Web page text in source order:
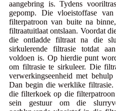
aangebring is. Tydens
gepomp. Die vloeistoffase
filterpatroon van buite na
filtraatuitlaat ontslaan. Voordat
die ontladde filtraat na die
sirkulerende filtrasie totdat
voldoen is. Op hierdie punt
om filtrasie te sirkuleer. Die
verwerkingseenheid met
Dan begin die werklike
die filterkoek op die
sein gestuur om die